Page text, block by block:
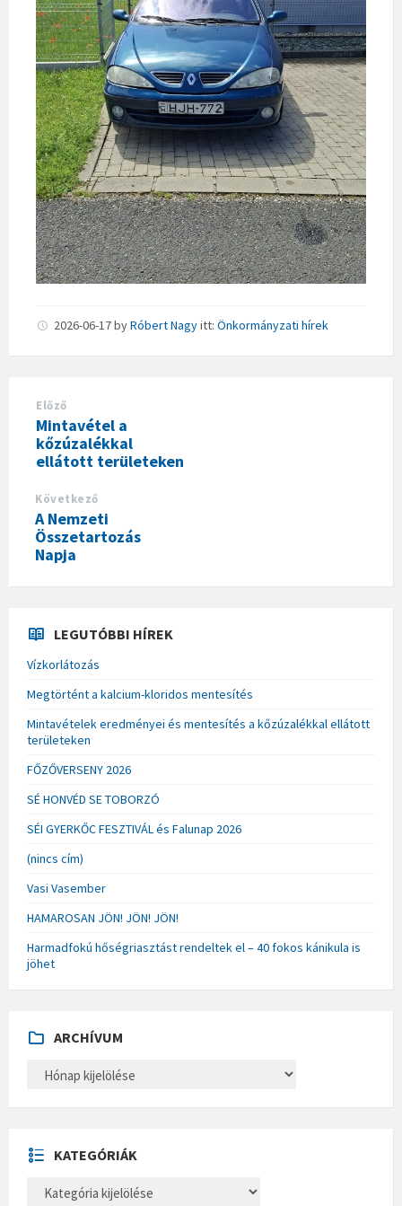
2026-06-17byRóbert Nagyitt: Önkormányzati hírek
Előző
Mintavétel a
kőzúzalékkal
ellátott területeken
Következő
A Nemzeti
Összetartozás
Napja
LEGUTÓBBI HÍREK
Vízkorlátozás
Megtörtént a kalcium-kloridos mentesítés
Mintavételek eredményei és mentesítés a kőzúzalékkal ellátott
területeken
FŐZŐVERSENY 2026
SÉ HONVÉD SE TOBORZÓ
SÉI GYERKŐC FESZTIVÁL és Falunap 2026
(nincs cím)
Vasi Vasember
HAMAROSAN JÖN! JÖN! JÖN!
Harmadfokú hőségriasztást rendeltek el – 40 fokos kánikula is
jöhet
ARCHÍVUM
H
U
M
KATEGÓRIÁK